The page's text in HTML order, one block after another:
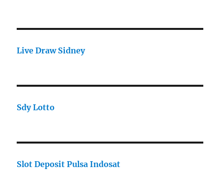
Live Draw Sidney
Sdy Lotto
Slot Deposit Pulsa Indosat